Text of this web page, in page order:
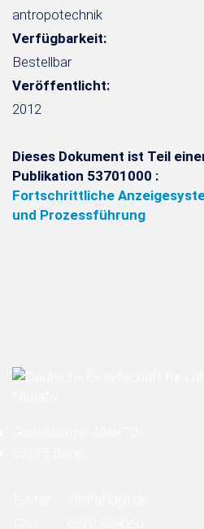
antropotechnik
Verfügbarkeit:
Bestellbar
Veröffentlicht:
2012
Dieses Dokument ist Teil
Publikation 53701000 :
Fortschrittliche
und Prozessführung